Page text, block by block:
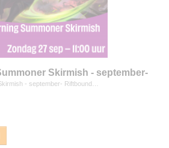
Skirmish - september-
- september- Riftbound…